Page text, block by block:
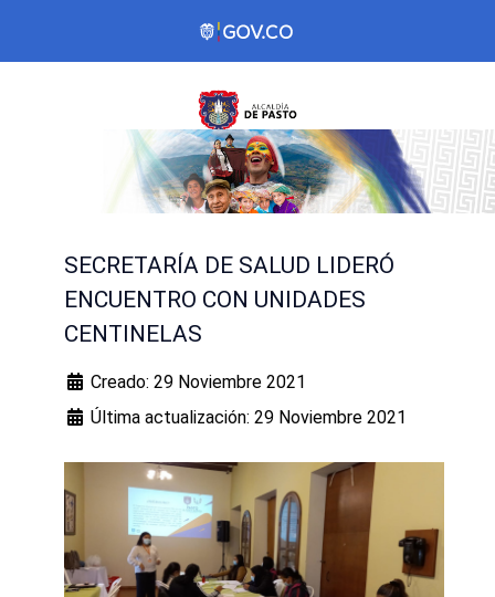
SECRETARÍA DE SALUD LIDERÓ
ENCUENTRO CON UNIDADES
CENTINELAS
Creado: 29 Noviembre 2021
Última actualización: 29 Noviembre 2021